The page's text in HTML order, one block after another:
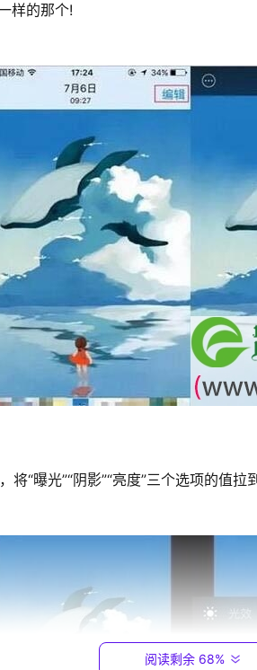
样的那个!
将“曝光”“阴影”“亮度”三个选项的值拉
阅读剩余 68%